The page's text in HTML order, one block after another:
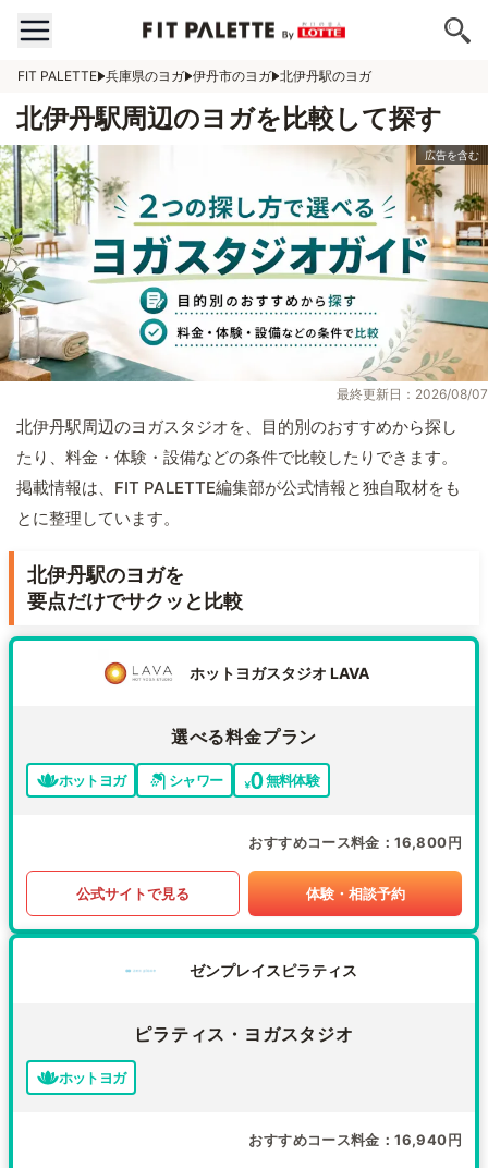
FIT PALETTE 兵庫県のヨガ 伊丹市のヨガ 北伊丹駅のヨガ
北伊丹駅周辺のヨガを比較して探す
最終更新日：2026/08/07
北伊丹駅周辺のヨガスタジオを、目的別のおすすめから探し
たり、料金・体験・設備などの条件で比較したりできます。
掲載情報は、FIT PALETTE編集部が公式情報と独自取材をも
とに整理しています。
北伊丹駅のヨガを
要点だけでサクッと比較
ホットヨガスタジオ LAVA
選べる料金プラン
ホットヨガ シャワー 無料体験
おすすめコース料金 16,800円
公式サイトで見る 体験・相談予約
ゼンプレイスピラティス
ピラティス・ヨガスタジオ
ホットヨガ
おすすめコース料金 16,940円